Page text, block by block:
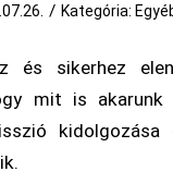
/ Kategória:
és sikerhez
mit is
kidolgozása